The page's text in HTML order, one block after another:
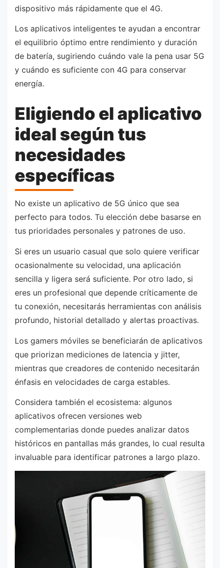
dispositivo más rápidamente que el 4G.
Los aplicativos inteligentes te ayudan a encontrar
el equilibrio óptimo entre rendimiento y duración
de batería, sugiriendo cuándo vale la pena usar 5G
y cuándo es suficiente con 4G para conservar
energía.
Eligiendo el aplicativo
ideal según tus
necesidades
específicas
No existe un aplicativo de 5G único que sea
perfecto para todos. Tu elección debe basarse en
tus prioridades personales y patrones de uso.
Si eres un usuario casual que solo quiere verificar
ocasionalmente su velocidad, una aplicación
sencilla y ligera será suficiente. Por otro lado, si
eres un profesional que depende críticamente de
tu conexión, necesitarás herramientas con análisis
profundo, historial detallado y alertas proactivas.
Los gamers móviles se beneficiarán de aplicativos
que priorizan mediciones de latencia y jitter,
mientras que creadores de contenido necesitarán
énfasis en velocidades de carga estables.
Considera también el ecosistema: algunos
aplicativos ofrecen versiones web
complementarias donde puedes analizar datos
históricos en pantallas más grandes, lo cual resulta
invaluable para identificar patrones a largo plazo.